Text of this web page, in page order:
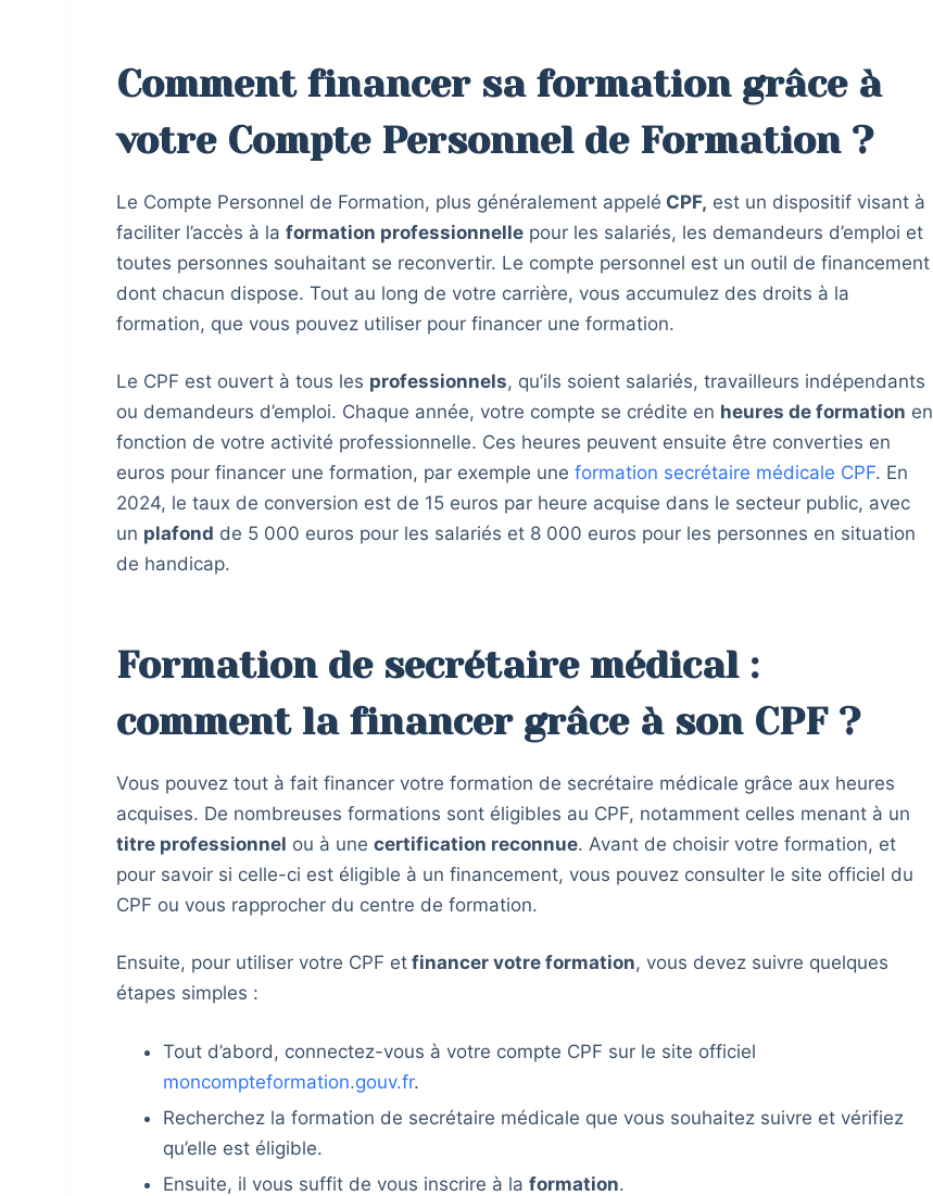
Comment financer sa formation grâce à
votre Compte Personnel de Formation ?
Le Compte Personnel de Formation, plus généralement appelé CPF, est un dispositif visant à
faciliter l’accès à laformation professionnelle pour les salariés, les demandeurs d’emploi et
toutes personnes souhaitant se reconvertir. Le compte personnel est un outil de financement
dont chacun dispose. Tout au long de votre carrière, vous accumulez des droits à la
formation, que vous pouvez utiliser pour financer une formation.
Le CPF est ouvert à tous les professionnels, qu’ils soient salariés, travailleurs indépendants
ou demandeurs d’emploi. Chaque année, votre compte se crédite en heures de formation en
fonction de votre activité professionnelle. Ces heures peuvent ensuite être converties en
euros pour financer une formation, par exemple uneformation secrétaire médicale CPF. En
2024, le taux de conversion est de 15 euros par heure acquise dans le secteur public, avec
un plafond de 5 000 euros pour les salariés et 8 000 euros pour les personnes en situation
de handicap.
Formation de secrétaire médical :
comment la financer grâce à son CPF ?
Vous pouvez tout à fait financer votre formation de secrétaire médicale grâce aux heures
acquises. De nombreuses formations sont éligibles au CPF, notamment celles menant à un
titre professionnel ou à unecertification reconnue. Avant de choisir votre formation, et
pour savoir si celle-ci est éligible à un financement, vous pouvez consulter le site officiel du
CPF ou vous rapprocher du centre de formation.
Ensuite, pour utiliser votre CPF et financer votre formation, vous devez suivre quelques
étapes simples :
Tout d’abord, connectez-vous à votre compte CPF sur le site officiel
moncompteformation.gouv.fr.
Recherchez la formation de secrétaire médicale que vous souhaitez suivre et vérifiez
qu’elle est éligible.
Ensuite, il vous suffit de vous inscrire à la formation.